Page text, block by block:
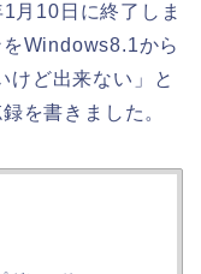
月10日に終了しま
Windows8.1から
けど出来ない」と
を書きました。